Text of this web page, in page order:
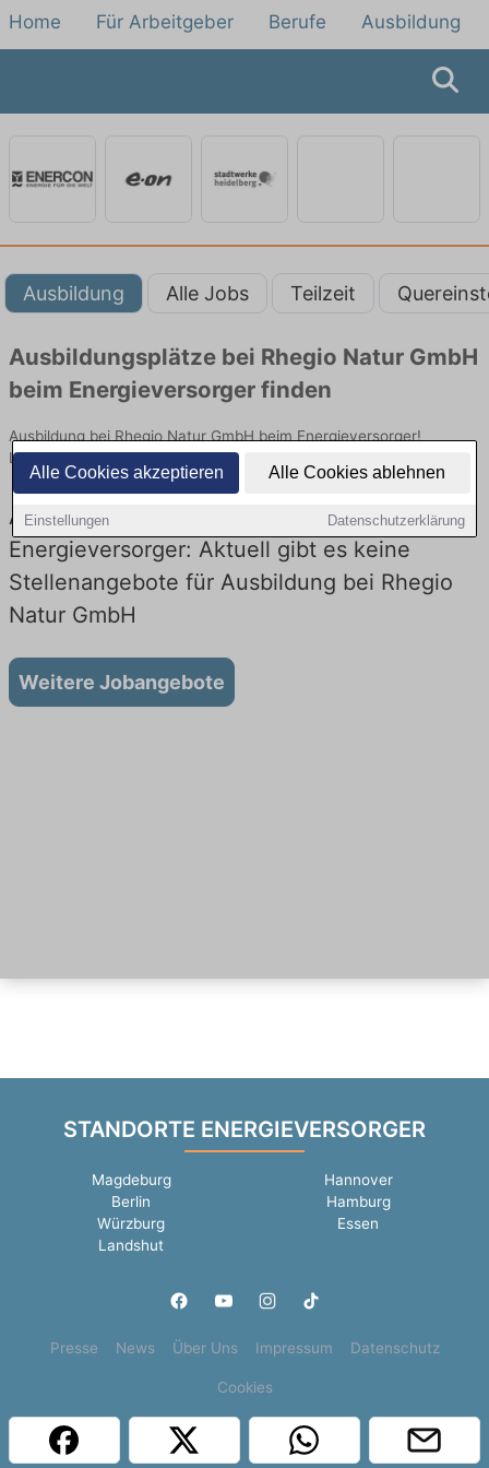
Alle Cookies akzeptieren Alle Cookies ablehnen
Einstellungen Datenschutzerklärung
Home Für Arbeitgeber Berufe Ausbildung
Ausbildung Alle Jobs Teilzeit
Ausbildungsplätze bei Rhegio Natur GmbH
beim Energieversorger finden
Ausbildung bei Rhegio Natur GmbH beim Energieversorger!
Lehrstellen in Technik. Jetzt bewerben!
Ausbildung bei Rhegio Natur GmbH beim
Energieversorger: Aktuell gibt es keine
Stellenangebote für Ausbildung bei Rhegio
Natur GmbH
Weitere Jobangebote
STANDORTE ENERGIEVERSORGER
Magdeburg
Hannover
Berlin
Hamburg
Würzburg
Essen
Landshut
Presse News Über Uns Impressum Datenschutz
Cookies
Copyright © 2000 - 2026 | 1A Infosysteme GmbH | Content by: 1a-sites-jobs
06.08.2026